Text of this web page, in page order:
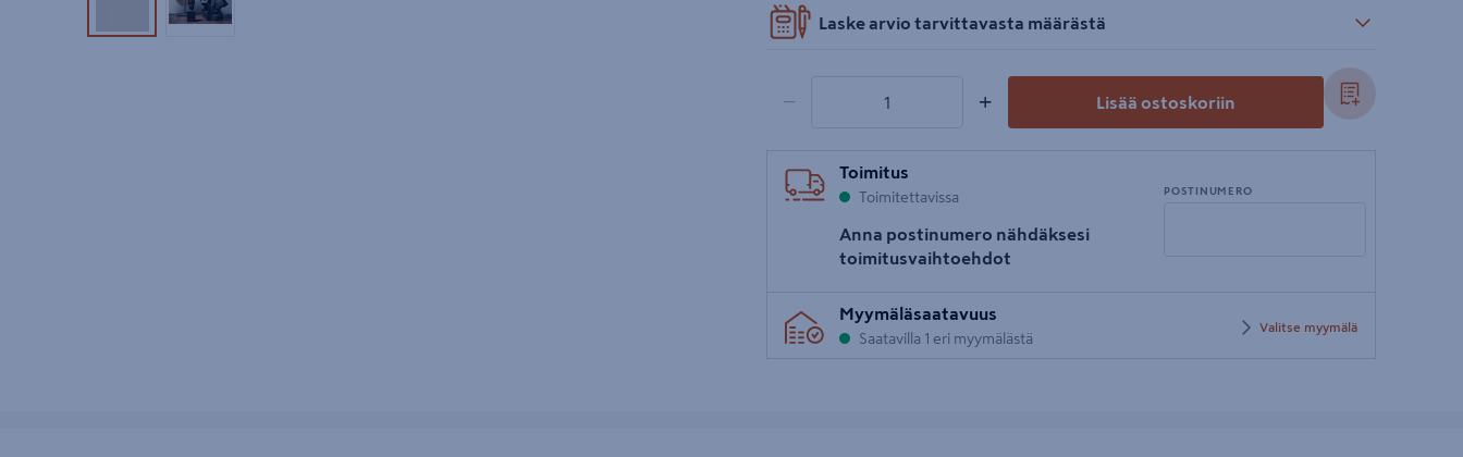
Tuotekuva 1Tuotekuva 2
Laske arvio tarvittavasta määrästä
− + Lisää ostoskoriin
Toimitus
Toimitettavissa
Anna postinumero nähdäksesi
toimitusvaihtoehdot
POSTINUMERO
postinumero
Myymäläsaatavuus
Saatavilla 1 eri myymälästä
Valitse myymälä